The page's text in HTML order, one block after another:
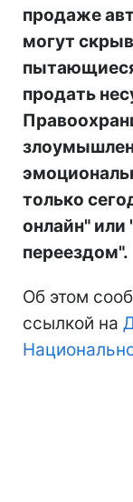
продаже
могут
продать
только
онлайн" или
переездом".
Об этом
ссылкой на